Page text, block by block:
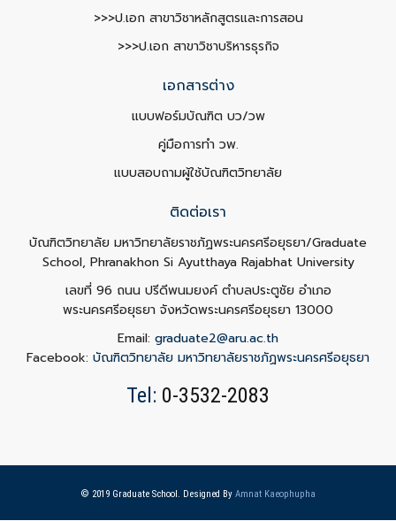
>>>ป.เอก สาขาวิชาหลักสูตรและการสอน
>>>ป.เอก สาขาวิชาบริหารธุรกิจ
เอกสารต่าง
แบบฟอร์มบัณฑิต บว/วพ
คู่มือการทำ วพ.
แบบสอบถามผู้ใช้บัณฑิตวิทยาลัย
ติดต่อเรา
บัณฑิตวิทยาลัย มหาวิทยาลัยราชภัฏพระนครศรีอยุธยา/Graduate
School, Phranakhon Si Ayutthaya Rajabhat University
เลขที่ 96 ถนน ปรีดีพนมยงค์ ตำบลประตูชัย อำเภอ
พระนครศรีอยุธยา จังหวัดพระนครศรีอยุธยา 13000
Email: graduate2@aru.ac.th
Facebook: บัณฑิตวิทยาลัย มหาวิทยาลัยราชภัฏพระนครศรีอยุธยา
Tel: 0-3532-2083
© 2019 Graduate School. Designed By Amnat Kaeophupha